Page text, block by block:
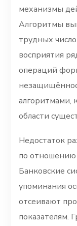
механизмы
Алгоритмы
трудных
восприятия
операций
области
Недостаток
по
Банковские
упоминания
отсеивают
показателям.